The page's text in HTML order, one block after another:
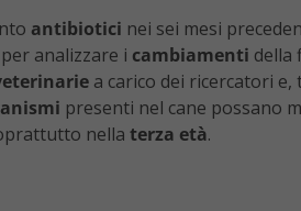
antibiotici nei sei mesi
analizzare i cambiamenti della
a carico dei ricercatori
presenti nel cane possano
nella terza età.